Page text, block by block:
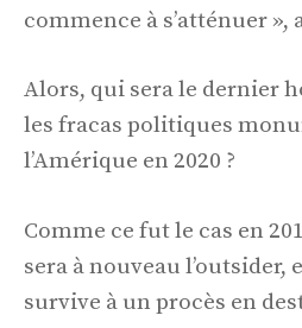
commence à s’atténuer »,
Alors, qui sera le dernier
les fracas politiques
l’Amérique en 2020 ?
Comme ce fut le cas en
sera à nouveau l’outsider,
survive à un procès en